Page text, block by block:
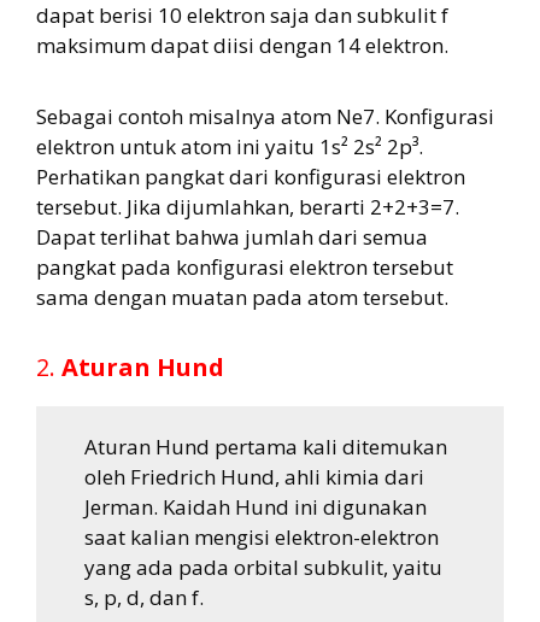
dapat berisi 10 elektron saja dan subkulit f
maksimum dapat diisi dengan 14 elektron.
Sebagai contoh misalnya atom Ne7. Konfigurasi
elektron untuk atom ini yaitu 1s² 2s² 2p³.
Perhatikan pangkat dari konfigurasi elektron
tersebut. Jika dijumlahkan, berarti 2+2+3=7.
Dapat terlihat bahwa jumlah dari semua
pangkat pada konfigurasi elektron tersebut
sama dengan muatan pada atom tersebut.
2. Aturan Hund
Aturan Hund pertama kali ditemukan
oleh Friedrich Hund, ahli kimia dari
Jerman. Kaidah Hund ini digunakan
saat kalian mengisi elektron-elektron
yang ada pada orbital subkulit, yaitu
s, p, d, dan f.